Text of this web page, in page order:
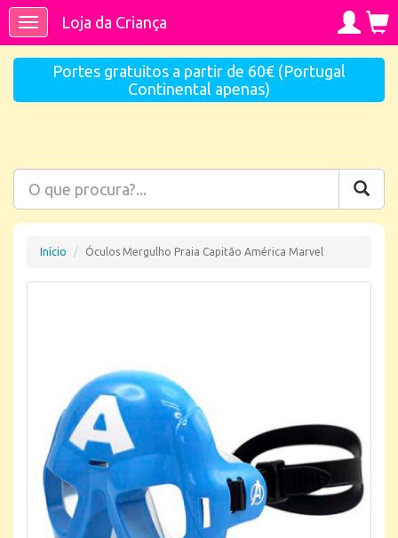
ToggleLoja da Criança
Portes gratuitos a partir de 60€ (Portugal
Continental apenas)
Início Óculos Mergulho Praia Capitão América Marvel